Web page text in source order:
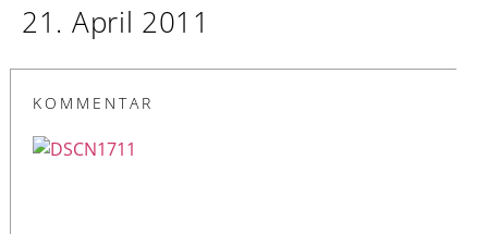
21. April 2011
KOMMENTAR